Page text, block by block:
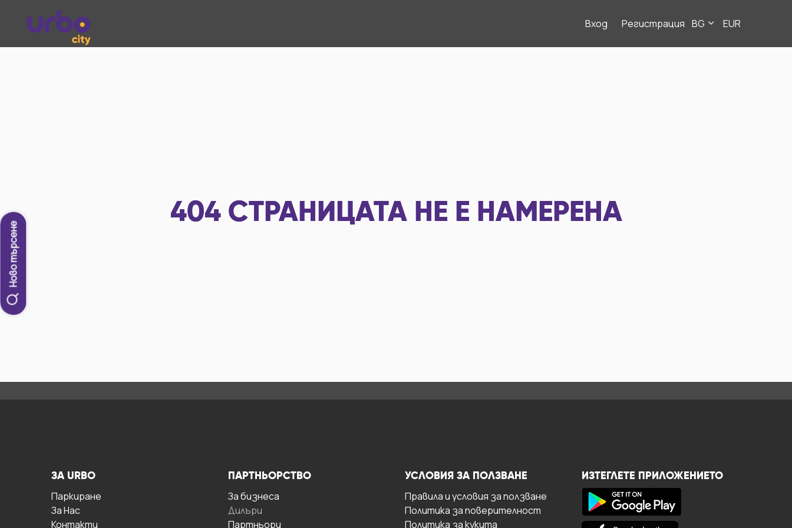
Вход Регистрация BG EUR
Ново търсене
404 СТРАНИЦАТА НЕ Е НАМЕРЕНА
ЗА URBO
Паркиране
За Hас
Контакти
ПАРТНЬОРСТВО
За бизнесa
Дилъри
Партньори
УСЛОВИЯ ЗА ПОЛЗВАНЕ
Правила и условия за ползване
Политика за поверителност
Политика за кукита
ИЗТЕГЛЕТЕ ПРИЛОЖЕНИЕТО